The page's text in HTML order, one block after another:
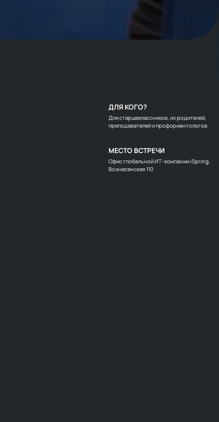
ДЛЯ КОГО?
Для старшеклассников, их родителей,
преподавателей и профориентологов
МЕСТО ВСТРЕЧИ
Офис глобальной ИТ‑компании iSpring,
Вознесенская 110